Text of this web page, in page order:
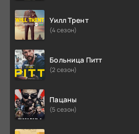
Уилл Трент
(4 сезон)
Больница Питт
(2 сезон)
Пацаны
(5 сезон)